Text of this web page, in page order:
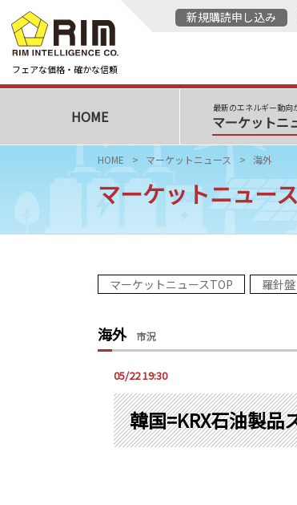
フェアな価格・確かな信頼
新規購読申し込み
HOME 最新のエネルギー動向
マーケットニ
HOME マーケットニュース 海外
マーケットニュース
マーケットニュースTOP 羅針
海外 市況
05/22 19:30
韓国=KRX石油製